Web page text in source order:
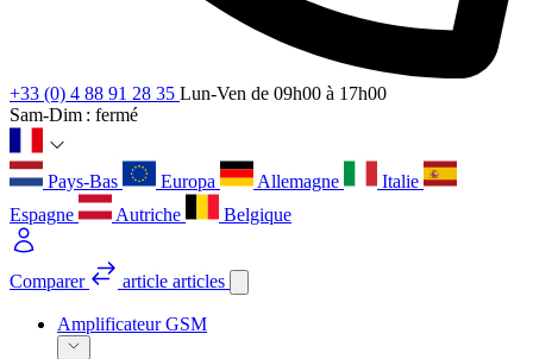
+33 (0) 4 88 91 28 35 Lun-Ven de 09h00 à 17h00
Sam-Dim : fermé
Pays-Bas Europa Allemagne
Italie
Espagne
Autriche Belgique
Comparer article articles
Amplificateur GSM